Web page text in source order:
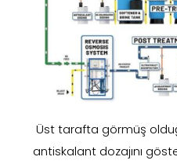
Üst tarafta görmüş
antiskalant dozajını